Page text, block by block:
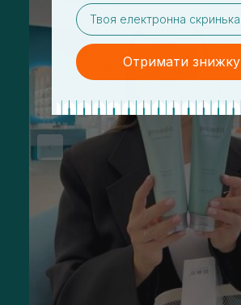
email
Отримати знижку